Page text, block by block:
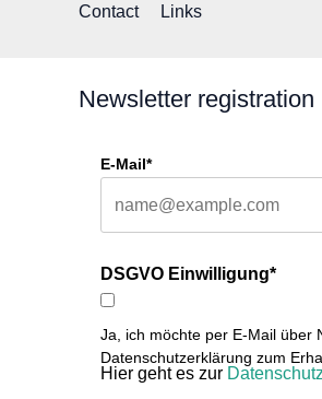
Contact
Links
Newsletter registration
E-Mail*
DSGVO Einwilligung*
Ja, ich möchte per E-Mail über
Datenschutzerklärung zum
Hier geht es zur